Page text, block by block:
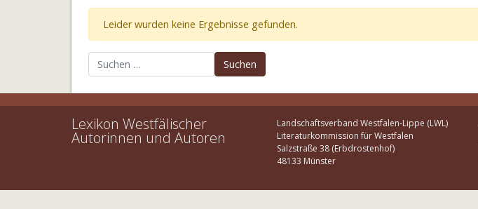
Leider wurden keine Ergebnisse gefunden.
Lexikon Westfälischer
Autorinnen und Autoren
Landschaftsverband Westfalen-Lippe (LWL)
Literaturkommission für Westfalen
Salzstraße 38 (Erbdrostenhof)
48133 Münster